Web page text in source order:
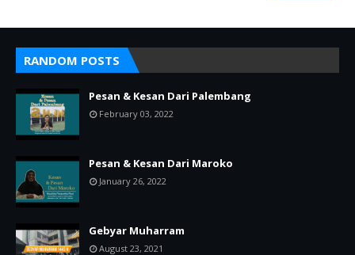
RANDOM POSTS
Pesan & Kesan Dari Palembang
February 03, 2022
Pesan & Kesan Dari Maroko
January 26, 2022
Gebyar Muharram
August 23, 2021